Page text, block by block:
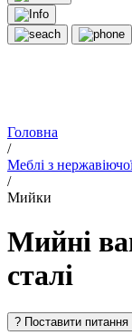
Головна
/
Меблі з
/
Мийки
Мийні
сталі